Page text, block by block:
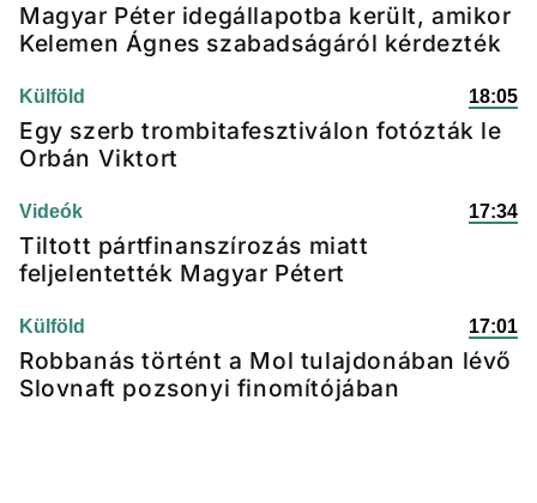
Magyar Péter idegállapotba került, amikor
Kelemen Ágnes szabadságáról kérdezték
Külföld 18:05
Egy szerb trombitafesztiválon fotózták le
Orbán Viktort
Videók 17:34
Tiltott pártfinanszírozás miatt
feljelentették Magyar Pétert
Külföld 17:01
Robbanás történt a Mol tulajdonában lévő
Slovnaft pozsonyi finomítójában